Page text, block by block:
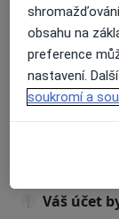
Hledejte v
Váš účet
obsahu na
preference
nastavení.
soukromí a